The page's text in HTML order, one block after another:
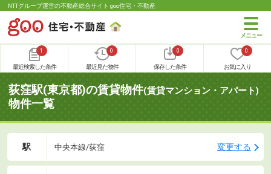
NTTグループ運営の不動産総合サイト goo住宅・不動産
1
最近検索した条件
0
最近見た物件
0
保存した条件
0
お気に入り
荻窪駅(東京都)の賃貸物件(賃貸マンション・アパート)
物件一覧
駅 中央本線/荻窪 変更する